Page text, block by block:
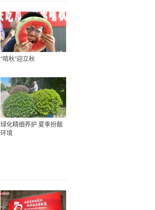
“啃秋”迎立秋
绿化精细养护 夏季扮靓
环境